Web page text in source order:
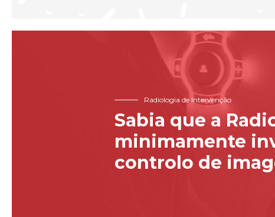
Radiologia de Intervenção
Sabia que a
minimamente
controlo de